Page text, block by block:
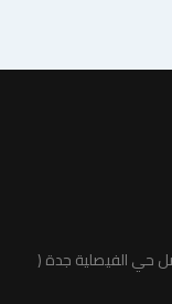
حي الفيصلية جدة (